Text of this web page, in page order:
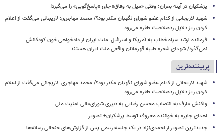
پزشکیان در آینه بحران؛ وقتی «میل به وفاق» جای «پاسخ‌گویی» را می‌گیرد!
شهید لاریجانی از کدام عضو شورای نگهبان مکدر بود؟/ محمد مهاجری: لاریجانی می‌گفت از اعلام
کردن ریز دلایل ردصلاحیت طفره می‌رود
فرمانده ارشد سپاه خطاب به آمریکا و اسرائیل: ملت ایران از دادخواهی خون کودکانش
نمی‌گذرد/ شهدای شجره طیبه قهرمانان واقعی ملت ایران هستند
پربیننده‌ترین
شهید لاریجانی از کدام عضو شورای نگهبان مکدر بود؟/ محمد مهاجری: لاریجانی می‌گفت از اعلام
کردن ریز دلایل ردصلاحیت طفره می‌رود
واکنش عارف به انتصاب محسن رضایی به دبیری شورای‌عالی امنیت ملی
اهدای جایزه به خواننده معروف توسط پزشکیان+ تصویر
جدیدترین تصویر از احمدی‌نژاد در یک جلسه رسمی پس از گزارش‌های جنجالی رسانه‌ها